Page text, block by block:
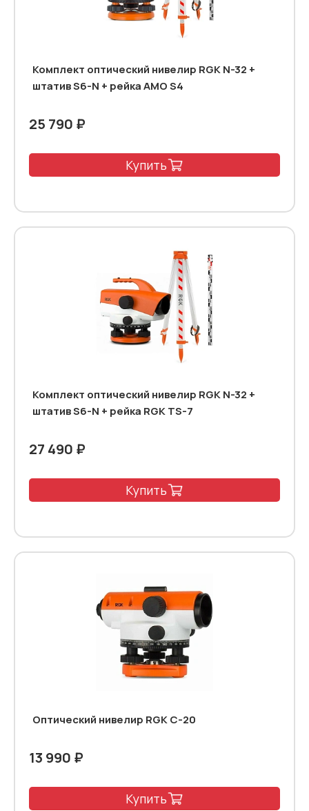
Комплект оптический нивелир RGK N-32 +
штатив S6-N + рейка AMO S4
25 790 ₽
Купить
Комплект оптический нивелир RGK N-32 +
штатив S6-N + рейка RGK TS-7
27 490 ₽
Купить
Оптический нивелир RGK C-20
13 990 ₽
Купить